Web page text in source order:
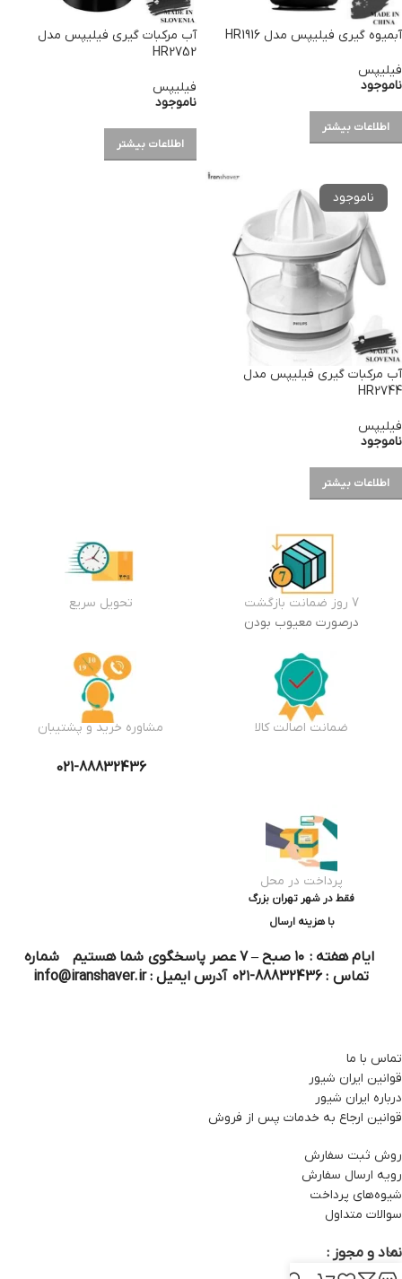
آبمیوه گیری فیلیپس مدل HR1916
فیلیپس
ناموجود
اطلاعات بیشتر
آب مرکبات گیری فیلیپس مدل
HR2752
فیلیپس
ناموجود
اطلاعات بیشتر
آب مرکبات گیری فیلیپس مدل
HR2744
فیلیپس
ناموجود
اطلاعات بیشتر
7 روز ضمانت بازگشت
درصورت معیوب بودن
تحویل سریع
ضمانت اصالت کالا مشاوره خرید و پشتیبان
021-88832436
پرداخت در محل
فقط در شهر تهران بزرگ
با هزینه ارسال
ایام هفته : ۱۰ صبح – ۷ عصر پاسخگوی شما هستیم شماره
تماس : 88832436-۰۲۱ آدرس ایمیل : info@iranshaver.ir
تماس با ما
قوانین ایران شیور
درباره ایران شیور
قوانین ارجاع به خدمات پس از فروش
روش ثبت سفارش
رویه ارسال سفارش
شیوه‌های پرداخت
سوالات متداول
نماد و مجوز :